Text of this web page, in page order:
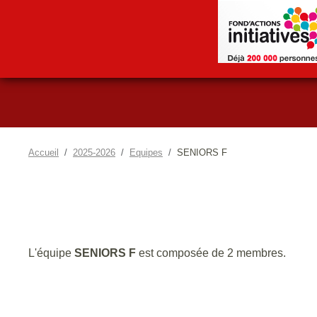
Accueil 2025-2026 Equipes SENIORS F
L'équipe SENIORS F est composée de 2 membres.